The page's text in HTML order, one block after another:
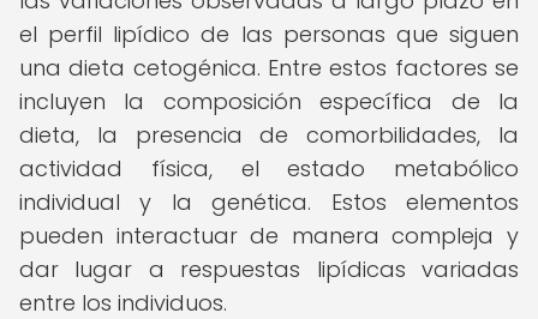
el perfil lipídico de las personas que siguen
una dieta cetogénica. Entre estos factores se
incluyen la composición específica de la
dieta, la presencia de comorbilidades, la
actividad física, el estado metabólico
individual y la genética. Estos elementos
pueden interactuar de manera compleja y
dar lugar a respuestas lipídicas variadas
entre los individuos.